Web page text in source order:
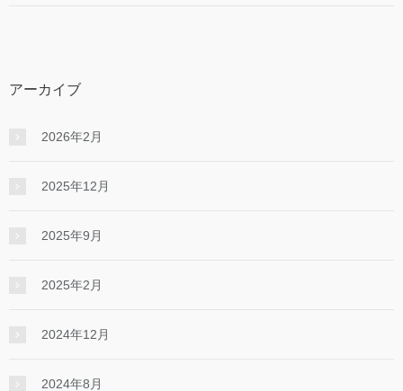
アーカイブ
2026年2月
2025年12月
2025年9月
2025年2月
2024年12月
2024年8月